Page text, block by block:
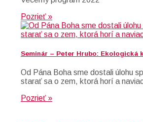
Pozrieť »
Seminár – Peter Hrubo: Ekologická
Od Pána Boha sme dostali úlohu
starať sa o zem, ktorá horí a
Pozrieť »